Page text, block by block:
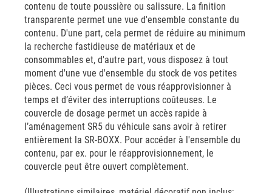
contenu de toute poussière ou salissure. La finition
transparente permet une vue d'ensemble constante du
contenu. D'une part, cela permet de réduire au minimum
la recherche fastidieuse de matériaux et de
consommables et, d'autre part, vous disposez à tout
moment d'une vue d'ensemble du stock de vos petites
pièces. Ceci vous permet de vous réapprovisionner à
temps et d’éviter des interruptions coûteuses. Le
couvercle de dosage permet un accès rapide à
l’aménagement SR5 du véhicule sans avoir à retirer
entièrement la SR-BOXX. Pour accéder à l'ensemble du
contenu, par ex. pour le réapprovisionnement, le
couvercle peut être ouvert complètement.